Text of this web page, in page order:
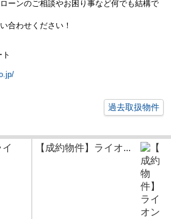
ーンのご相談やお困り事など何でも結構で
合わせください！
過去取扱物件
【成約物件】ライオ...